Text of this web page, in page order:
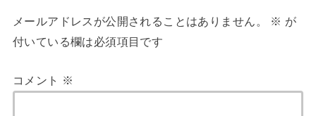
メールアドレスが公開されることはありません。 ※ が
付いている欄は必須項目です
コメント ※